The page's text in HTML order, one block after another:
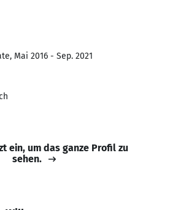
Mai 2016 - Sep. 2021
ein, um das ganze Profil zu
sehen.